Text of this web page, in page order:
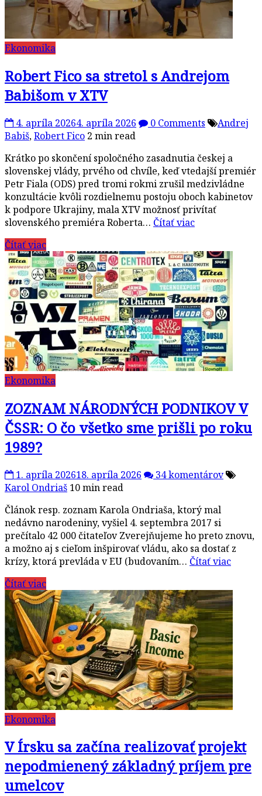
Ekonomika
Robert Fico sa stretol s Andrejom
Babišom v XTV
4. apríla 20264. apríla 2026 0 Comments
Andrej
Babiš,Robert Fico 2 min read
Krátko po skončení spoločného zasadnutia českej a
slovenskej vlády, prvého od chvíle, keď vtedajší premiér
Petr Fiala (ODS) pred tromi rokmi zrušil medzivládne
konzultácie kvôli rozdielnemu postoju oboch kabinetov
k podpore Ukrajiny, mala XTV možnosť privítať
slovenského premiéra Roberta… Čítať viac
Čítať viac
Ekonomika
ZOZNAM NÁRODNÝCH PODNIKOV V
ČSSR: O čo všetko sme prišli po roku
1989?
1. apríla 202618. apríla 2026
34 komentárov
Karol Ondriaš 10 min read
Článok resp. zoznam Karola Ondriaša, ktorý mal
nedávno narodeniny, vyšiel 4. septembra 2017 si
prečítalo 42 000 čitateľov Zverejňujeme ho preto znovu,
a možno aj s cieľom inšpirovať vládu, ako sa dostať z
krízy, ktorá prevláda v EU (budovaním… Čítať viac
Čítať viac
Ekonomika
V Írsku sa začína realizovať projekt
nepodmienený základný príjem pre
umelcov